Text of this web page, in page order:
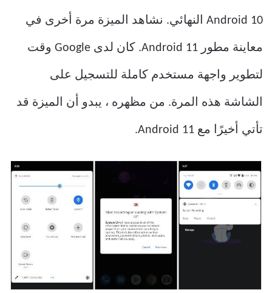
Android 10 النهائي. نشاهد الميزة مرة أخرى في
معاينة مطور Android 11. كان لدى Google وقت
لتطوير واجهة مستخدم كاملة للتسجيل على
الشاشة هذه المرة. من مظهره ، يبدو أن الميزة قد
تأتي أخيرًا مع Android 11.